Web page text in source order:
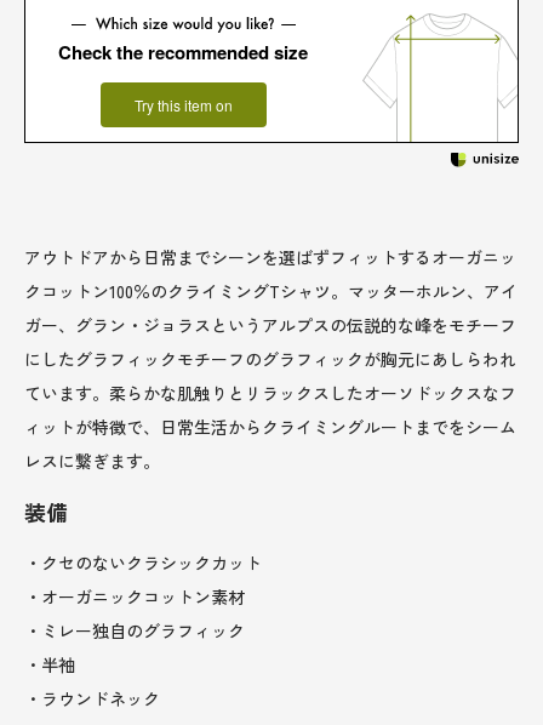
Check the recommended size
Try this item on
アウトドアから日常までシーンを選ばずフィットするオーガニッ
クコットン100％のクライミングTシャツ。マッターホルン、アイ
ガー、グラン・ジョラスというアルプスの伝説的な峰をモチーフ
にしたグラフィックモチーフのグラフィックが胸元にあしらわれ
ています。柔らかな肌触りとリラックスしたオーソドックスなフ
ィットが特徴で、日常生活からクライミングルートまでをシーム
レスに繋ぎます。
装備
・クセのないクラシックカット
・オーガニックコットン素材
・ミレー独自のグラフィック
・半袖
・ラウンドネック